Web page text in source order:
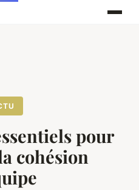
pour
cohésion